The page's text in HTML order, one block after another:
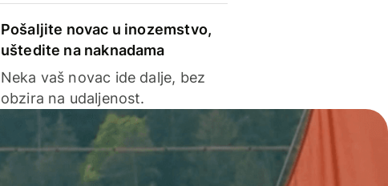
Pošaljite novac u inozemstvo,
uštedite na naknadama
Neka vaš novac ide dalje, bez
obzira na udaljenost.